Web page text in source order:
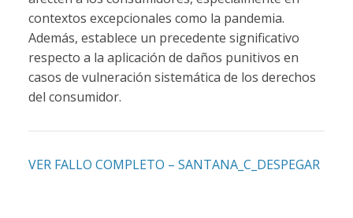
contextos excepcionales como la pandemia.
Además, establece un precedente significativo
respecto a la aplicación de daños punitivos en
casos de vulneración sistemática de los derechos
del consumidor.
VER FALLO COMPLETO – SANTANA_C_DESPEGAR